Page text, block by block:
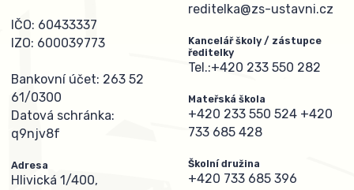
IČO: 60433337
IZO: 600039773
Bankovní účet: 263 52
61/0300
Datová schránka:
q9njv8f
Adresa
Hlivická 1/400,
reditelka@zs-ustavni.cz
Kancelář školy / zástupce
ředitelky
Tel.:+420 233 550 282
Mateřská škola
+420 233 550 524 +420
733 685 428
Školní družina
+420 733 685 396